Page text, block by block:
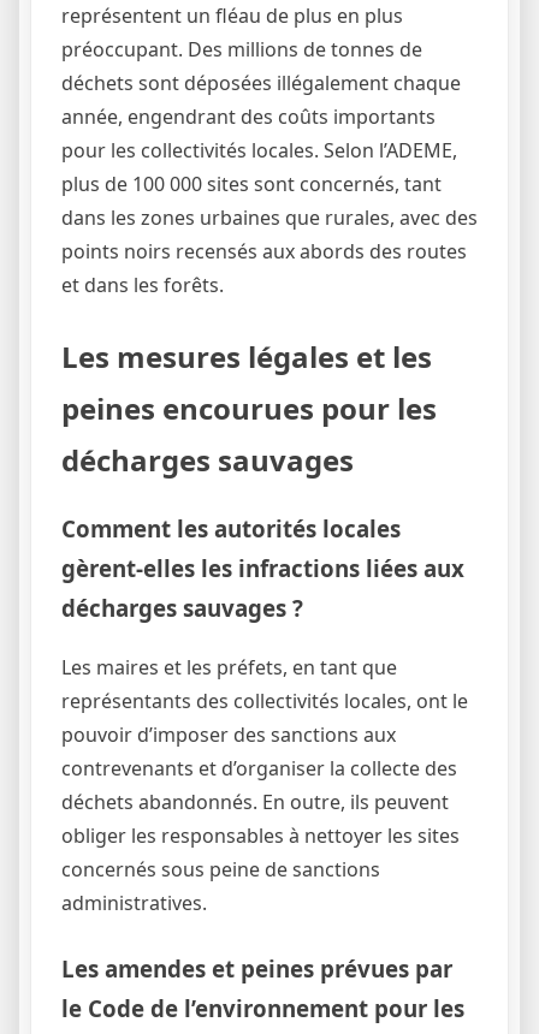
représentent un fléau de plus en plus
préoccupant. Des millions de tonnes de
déchets sont déposées illégalement chaque
année, engendrant des coûts importants
pour les collectivités locales. Selon l’ADEME,
plus de 100 000 sites sont concernés, tant
dans les zones urbaines que rurales, avec des
points noirs recensés aux abords des routes
et dans les forêts.
Les mesures légales et les
peines encourues pour les
décharges sauvages
Comment les autorités locales
gèrent-elles les infractions liées aux
décharges sauvages ?
Les maires et les préfets, en tant que
représentants des collectivités locales, ont le
pouvoir d’imposer des sanctions aux
contrevenants et d’organiser la collecte des
déchets abandonnés. En outre, ils peuvent
obliger les responsables à nettoyer les sites
concernés sous peine de sanctions
administratives.
Les amendes et peines prévues par
le Code de l’environnement pour les